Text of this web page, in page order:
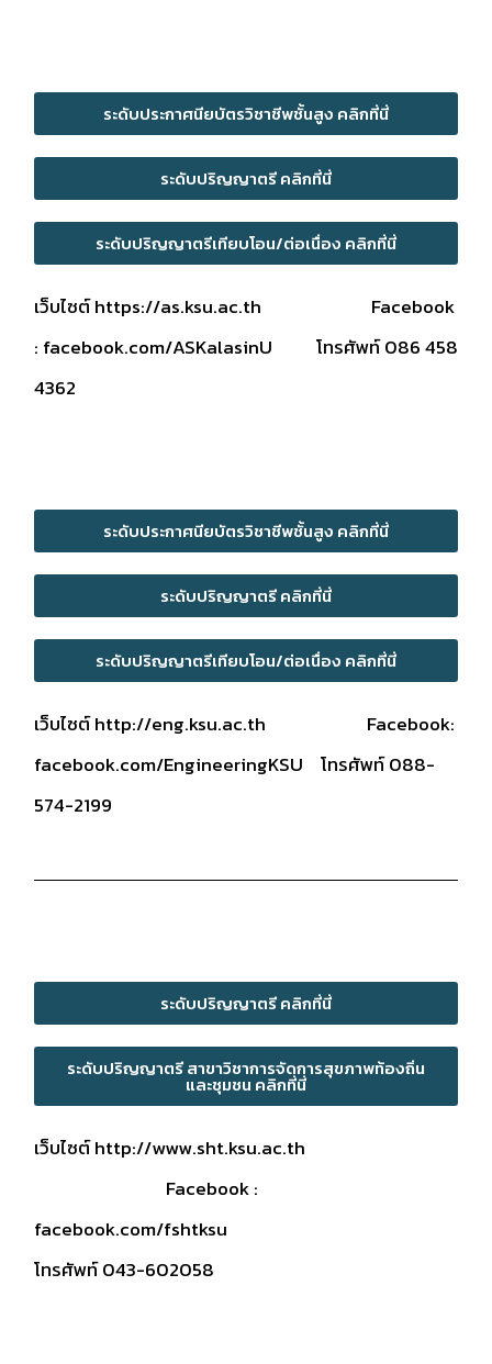
ระดับประกาศนียบัตรวิชาชีพชั้นสูง คลิกที่นี่
ระดับปริญญาตรี คลิกที่นี่
ระดับปริญญาตรีเทียบโอน/ต่อเนื่อง คลิกที่นี่
เว็บไซต์https://as.ksu.ac.th
Facebook
: facebook.com/ASKalasinU
โทรศัพท์ 086 458
4362
ระดับประกาศนียบัตรวิชาชีพชั้นสูง คลิกที่นี่
ระดับปริญญาตรี คลิกที่นี่
ระดับปริญญาตรีเทียบโอน/ต่อเนื่อง คลิกที่นี่
เว็บไซต์http://eng.ksu.ac.th Facebook:
facebook.com/EngineeringKSU
โทรศัพท์ 088-
574-2199
ระดับปริญญาตรี คลิกที่นี่
ระดับปริญญาตรี สาขาวิชาการจัดการสุขภาพท้องถิ่น
และชุมชน คลิกที่นี่
เว็บไซต์http://www.sht.ksu.ac.th
Facebook :
facebook.com/
โทรศัพท์ 043-602058